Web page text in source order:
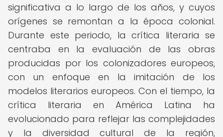
significativa a lo largo de los años, y cuyos
orígenes se remontan a la época colonial.
Durante este periodo, la crítica literaria se
centraba en la evaluación de las obras
producidas por los colonizadores europeos,
con un enfoque en la imitación de los
modelos literarios europeos. Con el tiempo, la
crítica literaria en América Latina ha
evolucionado para reflejar las complejidades
y la diversidad cultural de la región,